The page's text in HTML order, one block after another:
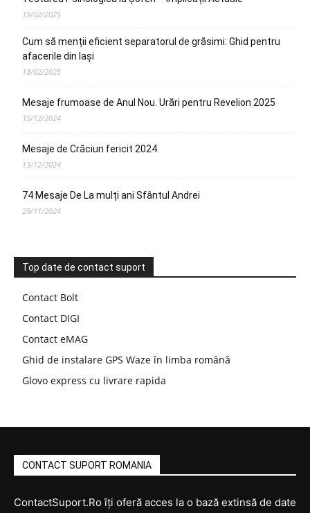
19/02/2025
Cum să menții eficient separatorul de grăsimi: Ghid pentru
afacerile din Iași
18/02/2025
Mesaje frumoase de Anul Nou. Urări pentru Revelion 2025
15/12/2024
Mesaje de Crăciun fericit 2024
13/12/2024
74 Mesaje De La mulți ani Sfântul Andrei
29/11/2024
Top date de contact suport
Contact Bolt
Contact DIGI
Contact eMAG
Ghid de instalare GPS Waze în limba română
Glovo express cu livrare rapida
CONTACT SUPORT ROMANIA
ContactSuport.Ro îți oferă acces la o bază extinsă de date